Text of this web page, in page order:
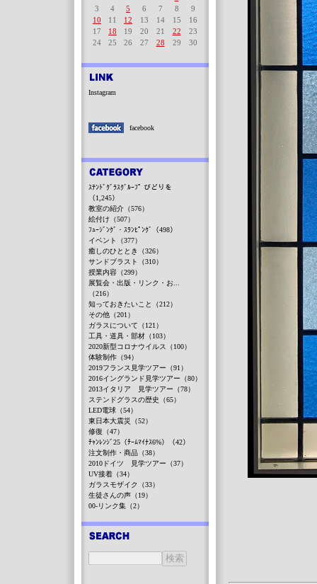
3
4 5 6 7 8
9
10
11 12 13 14 15
16
17
18 19 20 21 22
23
24
25 26 27 28 29 30
Instagram
facebook
ｽﾃﾝﾄﾞｸﾞﾗｽｸﾞﾙｰﾌﾟ びどりを
（1,245）
教室の紹介（576）
絵付け（507）
ﾌｭｰｼﾞﾝｸﾞ・ｽﾗﾝﾋﾟﾝｸﾞ（498）
イベント（377）
癒しのひととき（326）
サンドブラスト（310）
授業内容（299）
展覧会・出版・リンク・お...
（216）
知っておきたいこと（212）
その他（201）
ガラスについて（121）
工具・道具・部材（103）
2020新型コロナウイルス（100）
体験制作（94）
2019フランス見学ツアー（91）
2016イングランド見学ツアー（80）
2013イタリア 見学ツアー（78）
ステンドグラスの歴史（65）
LED電球（54）
東日本大震災（52）
修復（47）
ﾁｬﾝﾚﾝｼﾞ25（ﾁｰﾑﾏｲﾅｽ6%）（42）
注文制作・商品（38）
2010ドイツ 見学ツアー（37）
UV接着（34）
ガラスモザイク（33）
生徒さんの声（19）
00-リンク集（2）